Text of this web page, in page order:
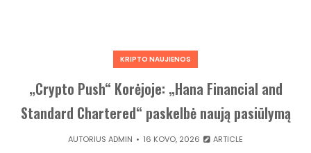
KRIPTO NAUJIENOS
„Crypto Push“ Korėjoje: „Hana Financial and
Standard Chartered“ paskelbė naują pasiūlymą
AUTORIUS ADMIN 16 KOVO, 2026 ARTICLE